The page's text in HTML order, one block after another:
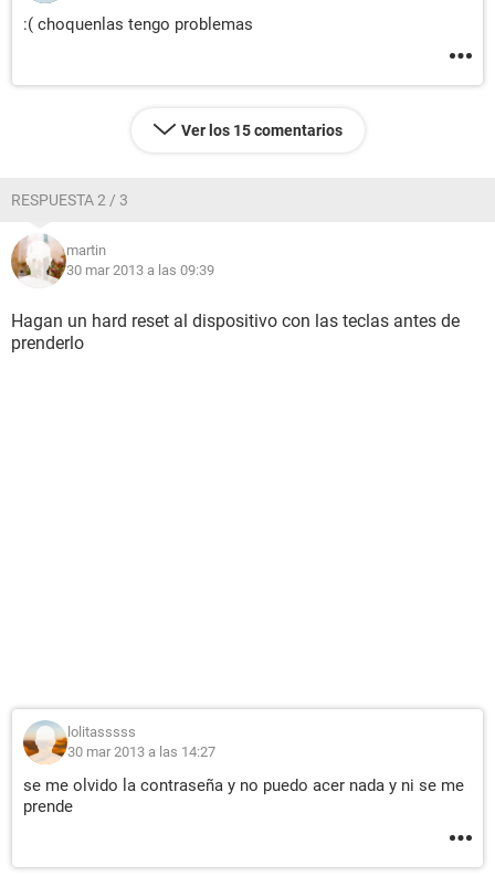
:( choquenlas tengo problemas
Ver los 15 comentarios
RESPUESTA 2 / 3
martin
30 mar 2013 a las 09:39
Hagan un hard reset al dispositivo con las teclas antes de
prenderlo
lolitasssss
30 mar 2013 a las 14:27
se me olvido la contraseña y no puedo acer nada y ni se me
prende